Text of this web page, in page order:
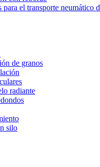
para el transporte neumático
de granos
radiante
silo